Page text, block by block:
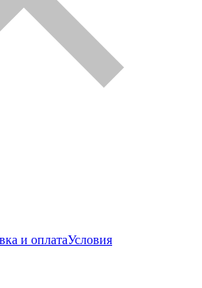
и оплатаУсловия